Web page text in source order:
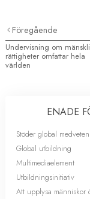
Föregående
Undervisning om
rättigheter omfattar hela
världen
ENADE
Stöder global
Global utbildning
Multimediaelement
Utbildningsinitiativ
Att upplysa människor